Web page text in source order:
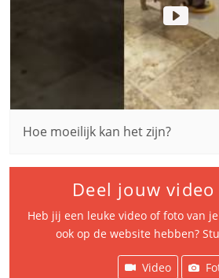
Hoe moeilijk kan het zijn?
Deel jouw
Heb jij een leuke video of foto van
ook op de website hebben?
Video